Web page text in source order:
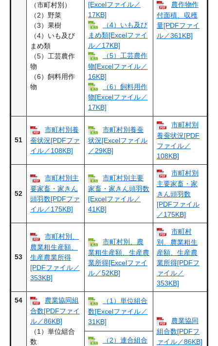
（市町村別）
（2）野菜
（3）果樹
（4）いも及び
まめ類
（5）工芸農作
物
（6）飼料用作
物
[Excelファイル／
17KB]
（4）いも及び
まめ類[Excelファイ
ル／17KB]
（5）工芸農作
物[Excelファイル／
16KB]
（6）飼料用作
物[Excelファイル／
17KB]
農作物作
付面積、収穫
量[PDFファイ
ル／361KB]
51
市町村別養
蚕状況[PDFファ
イル／108KB]
市町村別養蚕
状況[Excelファイル
／29KB]
市町村別
養蚕状況[PDF
ファイル／
108KB]
52
市町村別主
要家畜・家きん
頭羽数[PDFファ
イル／175KB]
市町村別主要
家畜・家きん頭羽数
[Excelファイル／
41KB]
市町村別
主要家畜・家
きん頭羽数
[PDFファイル
／175KB]
53
市町村別、
農業粗生産額、
生産農業所得
[PDFファイル／
353KB]
市町村別、農
業粗生産額、生産農
業所得[Excelファイ
ル／52KB]
市町村
別、農業粗生
産額、生産農
業所得[PDFフ
ァイル／
353KB]
54
農業協同組
合数[PDFファイ
ル／86KB]
（1）単位組合
数
（1）単位組合
数[Excelファイル／
31KB]
農業協同
組合数[PDFフ
ァイル／86KB]
（2）連合組合